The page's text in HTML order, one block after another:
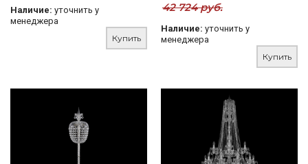
Наличие: уточнить у
менеджера
Купить
42 724 руб.
Наличие: уточнить у
менеджера
Купить